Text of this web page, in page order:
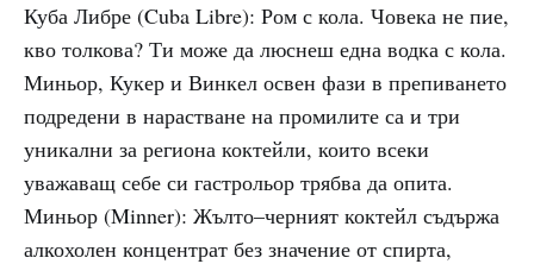
Куба Либре (Cuba Libre): Ром с кола. Човека не пие,
кво толкова? Ти може да люснеш една водка с кола.
Миньор, Кукер и Винкел освен фази в препиването
подредени в нарастване на промилите са и три
уникални за региона коктейли, които всеки
уважаващ себе си гастрольор трябва да опита.
Миньор (Minner): Жълто–черният коктейл съдържа
алкохолен концентрат без значение от спирта,